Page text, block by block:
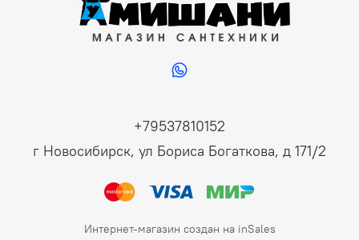
+79537810152
г Новосибирск, ул Бориса Богаткова, д 171/2
Интернет-магазин создан на inSales